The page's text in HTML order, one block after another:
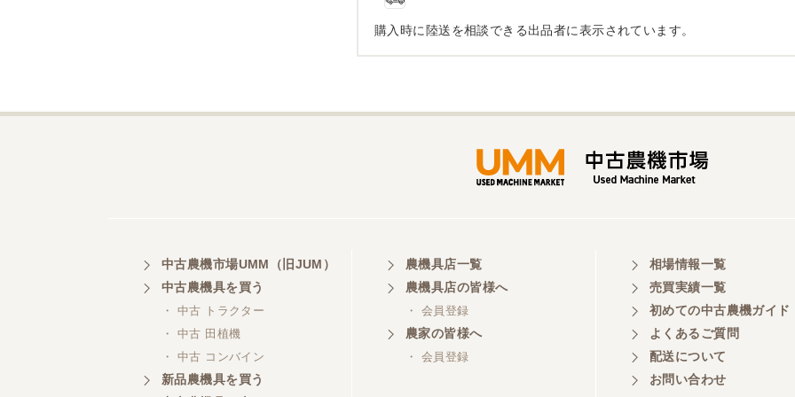
購入時に陸送を相談できる出品者に表示されています。
中古農機市場UMM（旧JUM）
中古農機具を買う
・ 中古 トラクター
・ 中古 田植機
・ 中古 コンバイン
新品農機具を買う
農機具店一覧
農機具店の皆様へ
・ 会員登録
農家の皆様へ
・ 会員登録
相場情報一覧
売買実績一覧
初めての中古農機ガイド
よくあるご質問
配送について
お問い合わせ